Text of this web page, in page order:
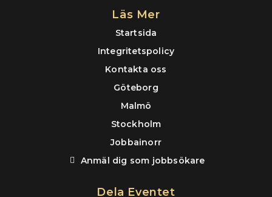
e
b
o
o
k
t
a
g
r
a
Läs Mer
Startsida
Integritetspolicy
Kontakta oss
Göteborg
Malmö
Stockholm
Jobbainorr
Anmäl dig som jobbsökare
Dela Eventet